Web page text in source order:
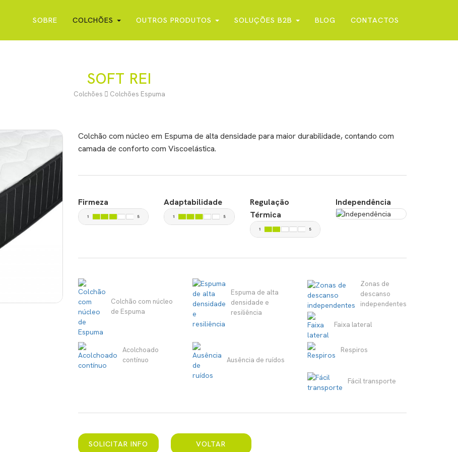
SOBRE COLCHÕES OUTROS PRODUTOS SOLUÇÕES B2B BLOG CONTACTOS
SOFT REI
Colchões Colchões Espuma
Colchão com núcleo em Espuma de alta densidade para maior durabilidade, contando com
camada de conforto com Viscoelástica.
Firmeza Adaptabilidade
Regulação
Térmica
Independência
Colchão com núcleo
de Espuma
Espuma de alta
densidade e
resiliência
Zonas de
descanso
independentes
Faixa lateral
Acolchoado
contínuo
Ausência de ruídos
Respiros
Fácil transporte
SOLICITAR INFO VOLTAR